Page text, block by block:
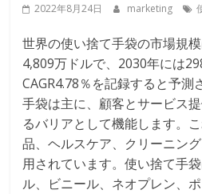
2022年8月24日 marketing
世界の使い捨て手袋の市場規
4,809万ドルで、2030年には
CAGR4.78％を記録すると予測
手袋は主に、顧客とサービス
るバリアとして機能します。
品、ヘルスケア、クリーニン
用されています。使い捨て手
ル、ビニール、ネオプレン、